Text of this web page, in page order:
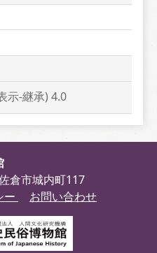
示-継承) 4.0
倉市城内町117
ー
お問い合わせ